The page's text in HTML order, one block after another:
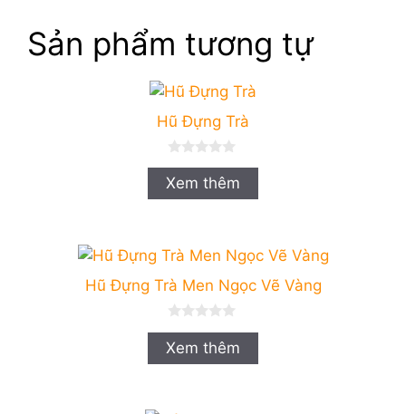
Sản phẩm tương tự
Hũ Đựng Trà
0
n
g
o
Xem thêm
Hũ Đựng Trà Men Ngọc Vẽ Vàng
n
g
o
Xem thêm